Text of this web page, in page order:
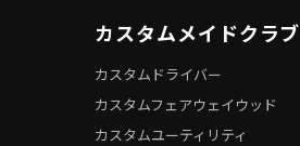
カスタムメイドクラブ
カスタムドライバー
カスタムフェアウェイウッド
カスタムユーティリティ